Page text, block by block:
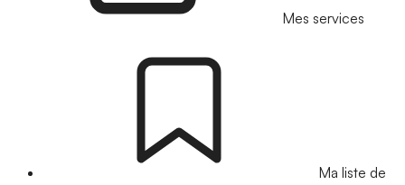
Mes services
Ma liste de